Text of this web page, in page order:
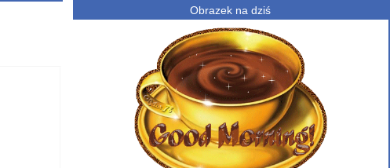
Obrazek na dziś